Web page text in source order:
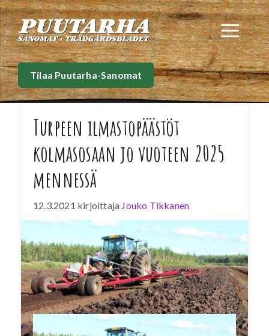
Siirry
sisältöön
Tilaa Puutarha-Sanomat
Turpeen ilmastopäästöt
kolmasosaan jo vuoteen 2025
mennessä
12.3.2021 kirjoittaja Jouko Tikkanen
Energiaturpeen käytön nopea väheneminen
rajusti nousseen päästöoikeuden hinnan ja
vuodenvaihteessa lähes kaksinkertaistuneen
turpeen verotuksen myötä laskee toimialan
kokonaispäästöt vuoden 2020 6,6 MtCO2:sta
2,2 MtCO2:iin viidessä vuodessa.